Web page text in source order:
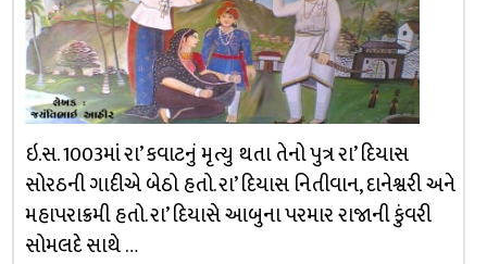
ઇ.સ. 1003માં રા’ કવાટનું મૃત્યુ થતા તેનો પુત્ર રા’ દિયાસ
સોરઠની ગાદીએ બેઠો હતો. રા’ દિયાસ નિતીવાન, દાનેશ્વરી અને
મહાપરાક્રમી હતો. રા’ દિયાસે આબુના પરમાર રાજાની કુંવરી
સોમલદે સાથે …